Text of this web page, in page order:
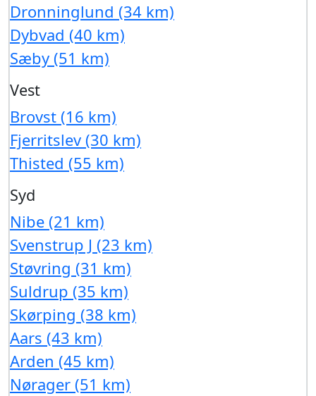
Dronninglund (34 km)
Dybvad (40 km)
Sæby (51 km)
Vest
Brovst (16 km)
Fjerritslev (30 km)
Thisted (55 km)
Syd
Nibe (21 km)
Svenstrup J (23 km)
Støvring (31 km)
Suldrup (35 km)
Skørping (38 km)
Aars (43 km)
Arden (45 km)
Nørager (51 km)